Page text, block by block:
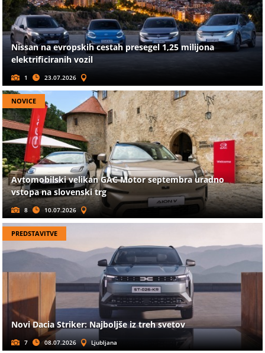
Nissan na evropskih cestah presegel 1,25 milijona
elektrificiranih vozil
1 23.07.2026
NOVICE
Avtomobilski velikan GAC Motor septembra uradno
vstopa na slovenski trg
8 10.07.2026
PREDSTAVITVE
Novi Dacia Striker: Najboljše iz treh svetov
7 08.07.2026 Ljubljana